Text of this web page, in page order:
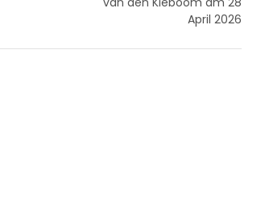
April 2026